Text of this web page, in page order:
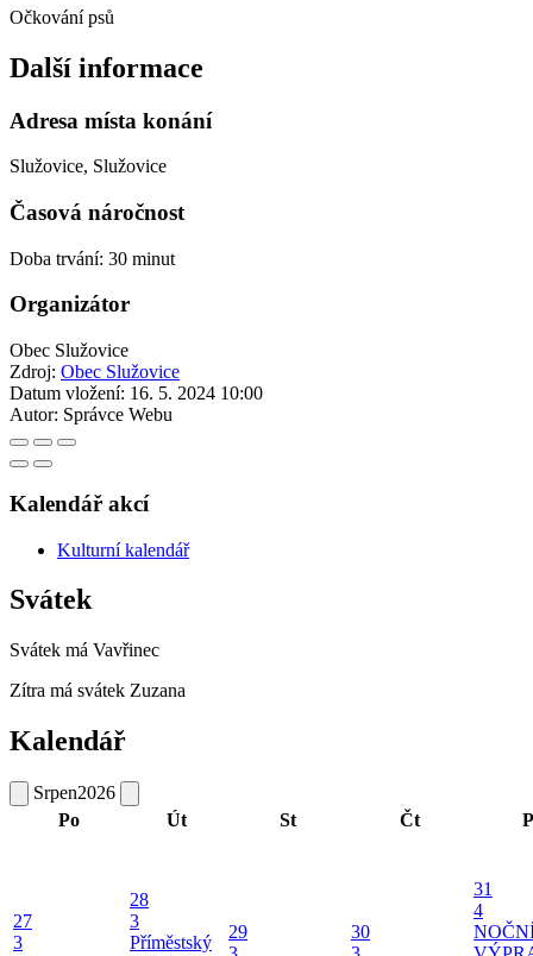
Očkování psů
Další informace
Adresa místa konání
Služovice, Služovice
Časová náročnost
Doba trvání: 30 minut
Organizátor
Obec Služovice
Zdroj: Obec Služovice
Datum vložení: 16. 5. 2024 10:00
Autor: Správce Webu
Kalendář akcí
Kulturní kalendář
Svátek
Svátek má Vavřinec
Zítra má svátek Zuzana
Kalendář
Srpen2026
Po
Út St Čt
27
3
28
3
Příměstský
29
30
31
4